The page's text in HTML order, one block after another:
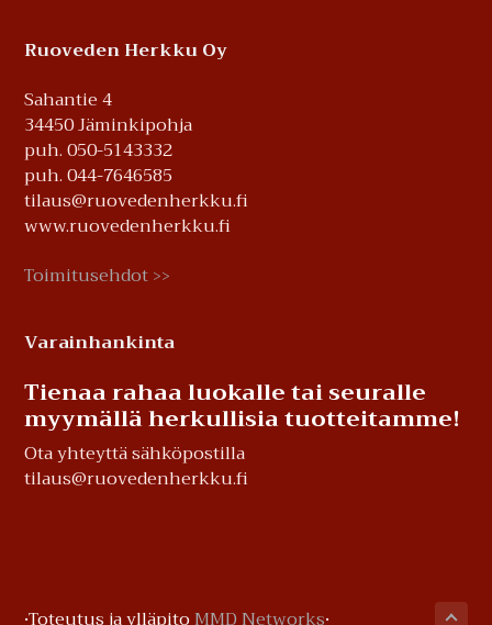
Footer
Ruoveden Herkku Oy
Sahantie 4
34450 Jäminkipohja
puh. 050-5143332
puh. 044-7646585
tilaus@ruovedenherkku.fi
www.ruovedenherkku.fi
Toimitusehdot >>
Varainhankinta
Tienaa rahaa luokalle tai seuralle
myymällä herkullisia tuotteitamme!
Ota yhteyttä sähköpostilla
tilaus@ruovedenherkku.fi